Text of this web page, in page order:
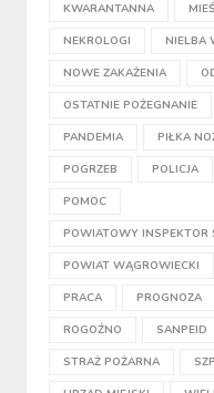
KWARANTANNA
NEKROLOGI NIELBA
NOWE ZAKAŻENIA
OSTATNIE POŻEGNANIE
PANDEMIA PIŁKA
POGRZEB POLICJA
POMOC
POWIATOWY INSPEKTOR
POWIAT WĄGROWIECKI
PRACA PROGNOZA
ROGOŹNO SANPEID
STRAŻ POŻARNA